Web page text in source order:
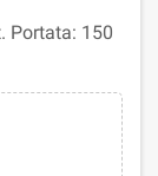
Portata: 150